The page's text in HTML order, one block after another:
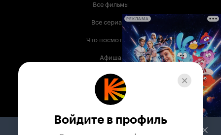
Все фильмы
Все сериалы
Что посмотреть
Афиша
Музыка
Телепрограмма
Служба поддержки
РЕКЛАМА
Войдите в профиль